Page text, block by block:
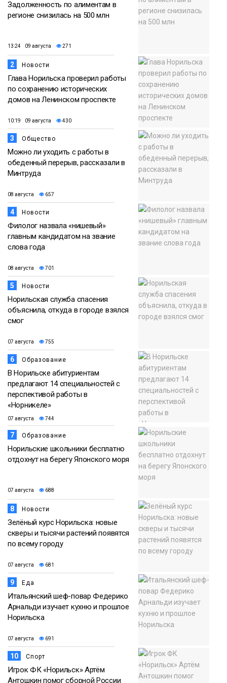
Задолженность по алиментам в
регионе снизилась на 500 млн
13:24 09 августа 271
2 Новости
Глава Норильска проверил работы
по сохранению исторических
домов на Ленинском проспекте
10:19 09 августа 430
3 Общество
Можно ли уходить с работы в
обеденный перерыв, рассказали в
Минтруда
08 августа 657
4 Новости
Филолог назвала «нишевый»
главным кандидатом на звание
слова года
08 августа 701
5 Новости
Норильская служба спасения
объяснила, откуда в городе взялся
смог
07 августа 755
6 Образование
В Норильске абитуриентам
предлагают 14 специальностей с
перспективой работы в
«Норникеле»
07 августа 744
7 Образование
Норильские школьники бесплатно
отдохнут на берегу Японского моря
07 августа 688
8 Новости
Зелёный курс Норильска: новые
скверы и тысячи растений появятся
по всему городу
07 августа 681
9 Еда
Итальянский шеф-повар Федерико
Арнальди изучает кухню и прошлое
Норильска
07 августа 691
10 Спорт
Игрок ФК «Норильск» Артём
Антошкин помог сборной России